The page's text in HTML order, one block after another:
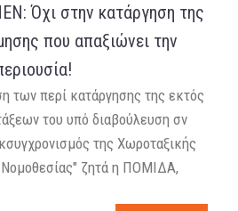
Όχι στην κατάργηση της
που απαξιώνει την
των περί κατάργησης της εκτός
του υπό διαβούλευση σν
της Χωροταξικής
Νομοθεσίας" ζητά η ΠΟΜΙΔΑ,